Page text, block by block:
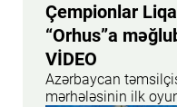
Çempionlar
“Orhus”a
VİDEO
Azərbaycan
mərhələsinin ilk